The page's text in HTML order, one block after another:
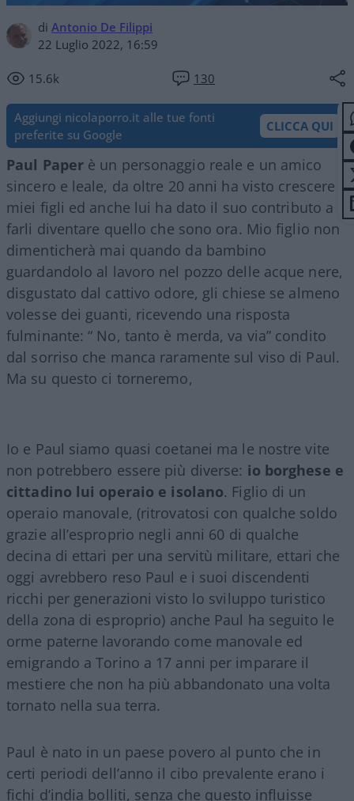
di Antonio De Filippi
22 Luglio 2022, 16:59
15.6k 130
Aggiungi nicolaporro.it alle tue fonti
preferite su Google
CLICCA QUI
Paul Paper è un personaggio reale e un amico
sincero e leale, da oltre 20 anni ha visto crescere i
miei figli ed anche lui ha dato il suo contributo a
farli diventare quello che sono ora. Mio figlio non
dimenticherà mai quando da bambino
guardandolo al lavoro nel pozzo delle acque nere,
disgustato dal cattivo odore, gli chiese se almeno
volesse dei guanti, ricevendo una risposta
fulminante: “ No, tanto è merda, va via” condito
dal sorriso che manca raramente sul viso di Paul.
Ma su questo ci torneremo,
Io e Paul siamo quasi coetanei ma le nostre vite
non potrebbero essere più diverse: io borghese e
cittadino lui operaio e isolano. Figlio di un
operaio manovale, (ritrovatosi con qualche soldo
grazie all’esproprio negli anni 60 di qualche
decina di ettari per una servitù militare, ettari che
oggi avrebbero reso Paul e i suoi discendenti
ricchi per generazioni visto lo sviluppo turistico
della zona di esproprio) anche Paul ha seguito le
orme paterne lavorando come manovale ed
emigrando a Torino a 17 anni per imparare il
mestiere che non ha più abbandonato una volta
tornato nella sua terra.
Paul è nato in un paese povero al punto che in
certi periodi dell’anno il cibo prevalente erano i
fichi d’india bolliti, senza che questo influisse